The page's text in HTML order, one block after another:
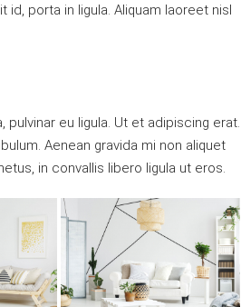
porta in ligula. Aliquam laoreet nisl
eu ligula. Ut et adipiscing erat.
Aenean gravida mi non aliquet
in convallis libero ligula ut eros.